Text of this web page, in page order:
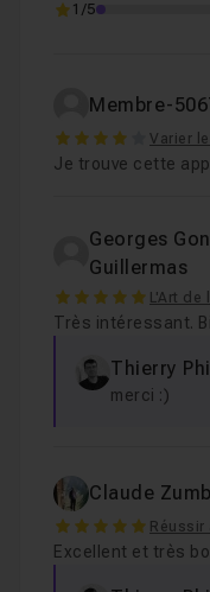
1/5
Membre-
4 Varier
Je trouve cette
Georges
Guillermas
5 L'Art de
Très intéressant.
Thierry
merci :)
Claude
5
Excellent et très